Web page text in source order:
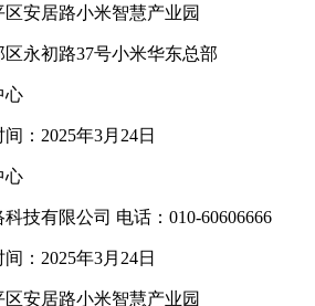
安居路小米智慧产业园
永初路37号小米华东总部
心
：2025年3月24日
心
技有限公司 电话：010-60606666
：2025年3月24日
安居路小米智慧产业园